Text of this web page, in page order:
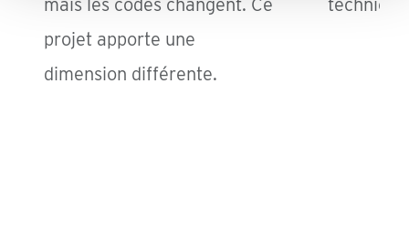
mais les codes changent. Ce
projet apporte une
dimension différente.